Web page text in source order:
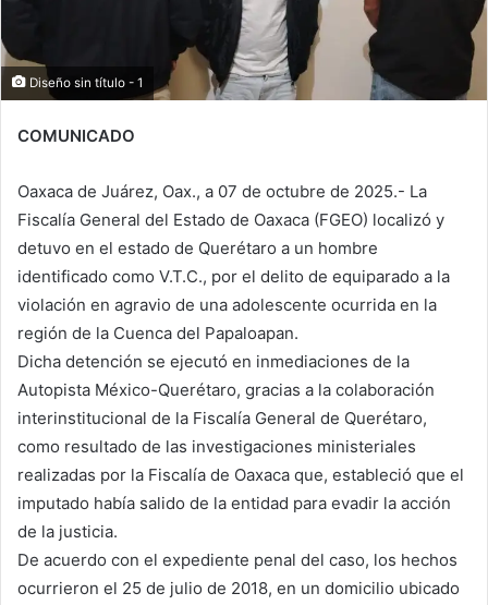
Diseño sin título - 1
COMUNICADO
Oaxaca de Juárez, Oax., a 07 de octubre de 2025.- La
Fiscalía General del Estado de Oaxaca (FGEO) localizó y
detuvo en el estado de Querétaro a un hombre
identificado como V.T.C., por el delito de equiparado a la
violación en agravio de una adolescente ocurrida en la
región de la Cuenca del Papaloapan.
Dicha detención se ejecutó en inmediaciones de la
Autopista México-Querétaro, gracias a la colaboración
interinstitucional de la Fiscalía General de Querétaro,
como resultado de las investigaciones ministeriales
realizadas por la Fiscalía de Oaxaca que, estableció que el
imputado había salido de la entidad para evadir la acción
de la justicia.
De acuerdo con el expediente penal del caso, los hechos
ocurrieron el 25 de julio de 2018, en un domicilio ubicado